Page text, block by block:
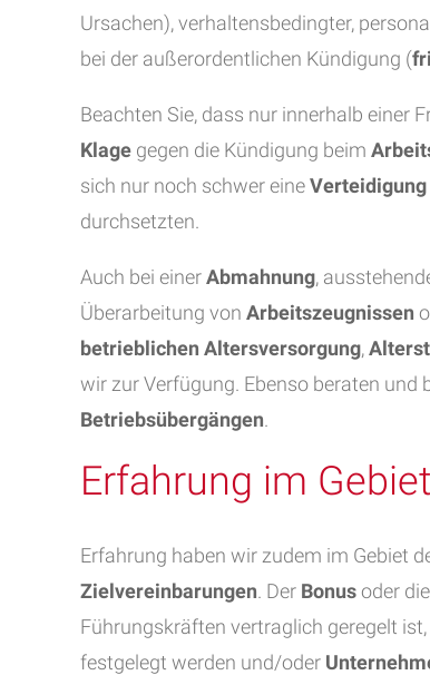
Ursachen), verhaltensbedingter,
bei der außerordentlichen Kündigung (
Beachten Sie, dass nur innerhalb einer
Klage gegen die Kündigung beim
sich nur noch schwer eineVerteidigung
durchsetzten.
Auch bei einerAbmahnung,
Überarbeitung von Arbeitszeugnissen
betrieblichen Altersversorgung,
wir zur Verfügung. Ebenso beraten und
Betriebsübergängen
Erfahrung im
Erfahrung haben wir zudem im Gebiet
Zielvereinbarungen . Der Bonusoder
Führungskräften vertraglich geregelt
festgelegt werden und/oder